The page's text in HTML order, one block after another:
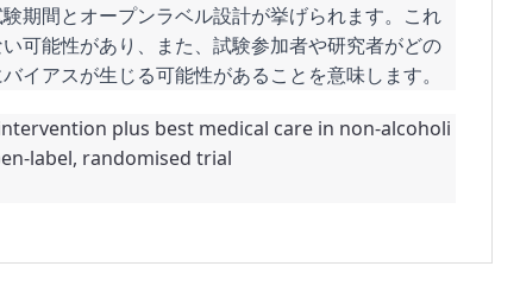
期間とオープンラベル設計が挙げられます。これ
可能性があり、また、試験参加者や研究者がどの
イアスが生じる可能性があることを意味します。
plus best medical care in non-alcoholi
label, randomised trial